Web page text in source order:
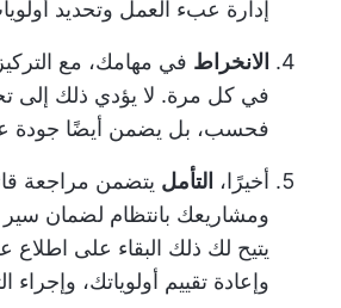
إدارة عبء العمل وتحديد
الانخراط في مهامك، مع
في كل مرة. لا يؤدي ذلك إلى
فحسب، بل يضمن أيضًا جودة
أخيرًا، التأمل يتضمن مراجعة
ومشاريعك بانتظام لضمان سير
يتيح لك ذلك البقاء على اطلاع
وإعادة تقييم أولوياتك، وإجراء